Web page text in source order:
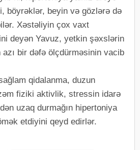
böyrəklər, beyin və gözlərə də
Xəstəliyin çox vaxt
deyən Yavuz, yetkin şəxslərin
bir dəfə ölçdürməsinin vacib
qidalanma, duzun
fiziki aktivlik, stressin idarə
uzaq durmağın hipertoniya
etdiyini qeyd edirlər.